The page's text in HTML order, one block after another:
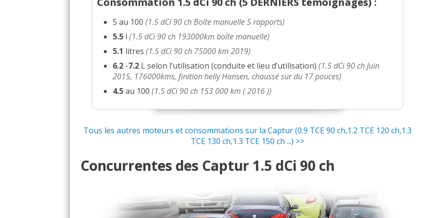
1.5 dCi 90 ch Boite EDC - 120000km - 2014 - m
1.5 dCi 90 ch business, 11-2014 - 20000km
1.5 dCi 90 ch 20km année 2014, intense(0 )
1.5 dCi 90 ch 200 km / 2013 / Business(
14/20 1.5 dCi 90 ch 5 rapports 35 000 km 1
1.5 dCi 90 ch BVM,11000 Km 2014,Arizona toute(0 )
5 au 100(1.5 dCi 90 ch Boîte manuelle 5 rapports)
5.5 l(1.5 dCi 90 ch 193000km boîte manuelle)
5.1 litres(1.5 dCi 90 ch 75000 km 2019)
6.2 -7.2 L selon l’utilisation (conduite et lieu d’utilisation)(1.5 dCi 90 ch Juin
2015, 176000kms, finition helly Hansen, chaussé sur du 17 pouces)
4.5au 100(1.5 dCi 90 ch 153 000 km ( 2016 ))
Tous les autres moteurs et consommations sur la Captur (0.9 TCE 90 ch,1.2 TCE 120 ch,1.3
TCE 130 ch,1.3 TCE 150 ch ...) >>
Concurrentes des Captur 1.5 dCi 90 ch